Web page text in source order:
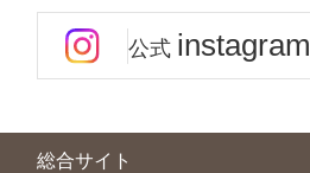
公式 instagram
総合サイト